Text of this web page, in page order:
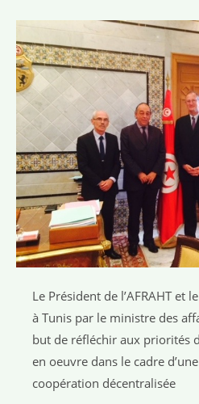
Le Président de l’AFRAHT et
à Tunis par le ministre des
but de réfléchir aux priorités
en oeuvre dans le cadre
coopération décentralisée